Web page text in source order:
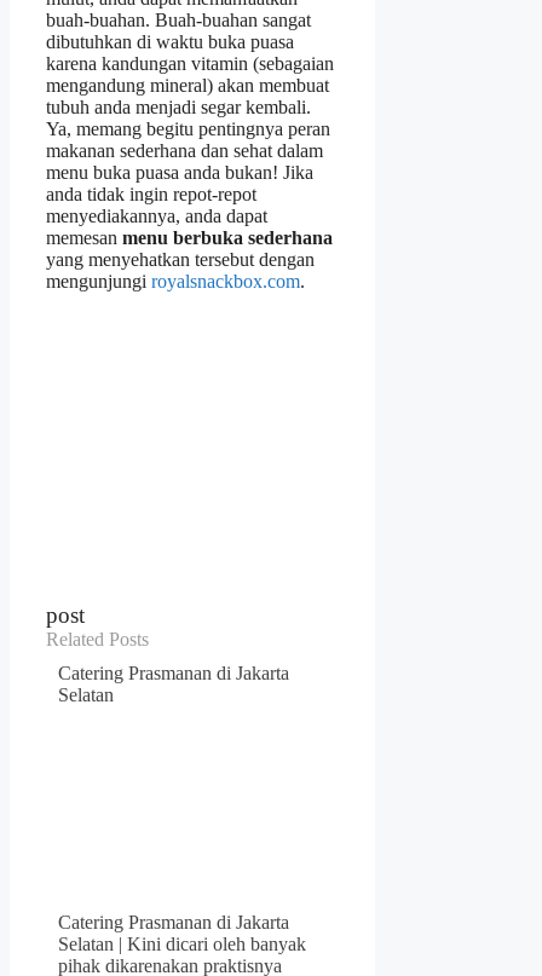
buah-buahan. Buah-buahan sangat
dibutuhkan di waktu buka puasa
karena kandungan vitamin (sebagaian
mengandung mineral) akan membuat
tubuh anda menjadi segar kembali.
Ya, memang begitu pentingnya peran
makanan sederhana dan sehat dalam
menu buka puasa anda bukan! Jika
anda tidak ingin repot-repot
menyediakannya, anda dapat
memesan menu berbuka sederhana
yang menyehatkan tersebut dengan
mengunjungi royalsnackbox.com.
post
Related Posts
Catering Prasmanan di Jakarta
Selatan
Catering Prasmanan di Jakarta
Selatan | Kini dicari oleh banyak
pihak dikarenakan praktisnya